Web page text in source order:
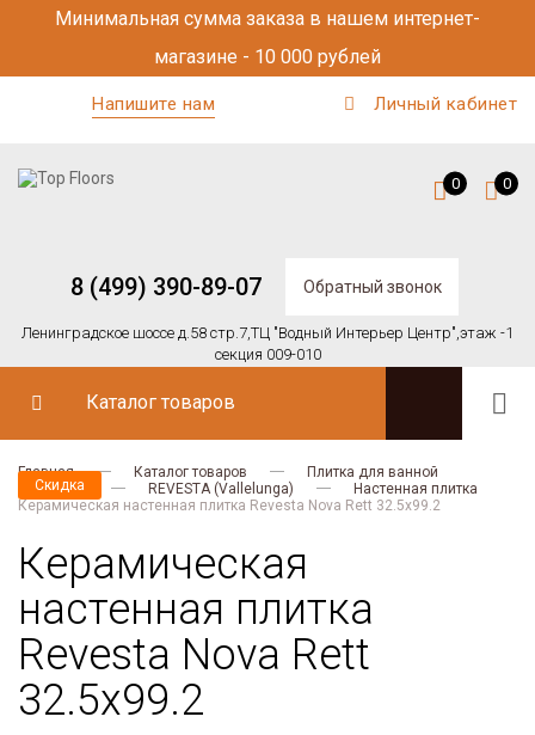
Минимальная сумма заказа в нашем интернет-
магазине - 10 000 рублей
Напишите нам Личный кабинет
8 (499) 390-89-07 Обратный звонок
Ленинградское шоссе д.58 стр.7,ТЦ "Водный Интерьер Центр",этаж -1
секция 009-010
0 0
Каталог товаров
Главная Каталог товаров
Плитка для ванной
Vallelunga
REVESTA (Vallelunga)
Настенная плитка
Керамическая настенная плитка Revesta Nova Rett 32.5x99.2
Керамическая
настенная плитка
Revesta Nova Rett
32.5x99.2
Скидка